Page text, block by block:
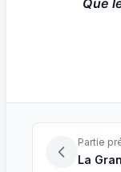
Partie
La